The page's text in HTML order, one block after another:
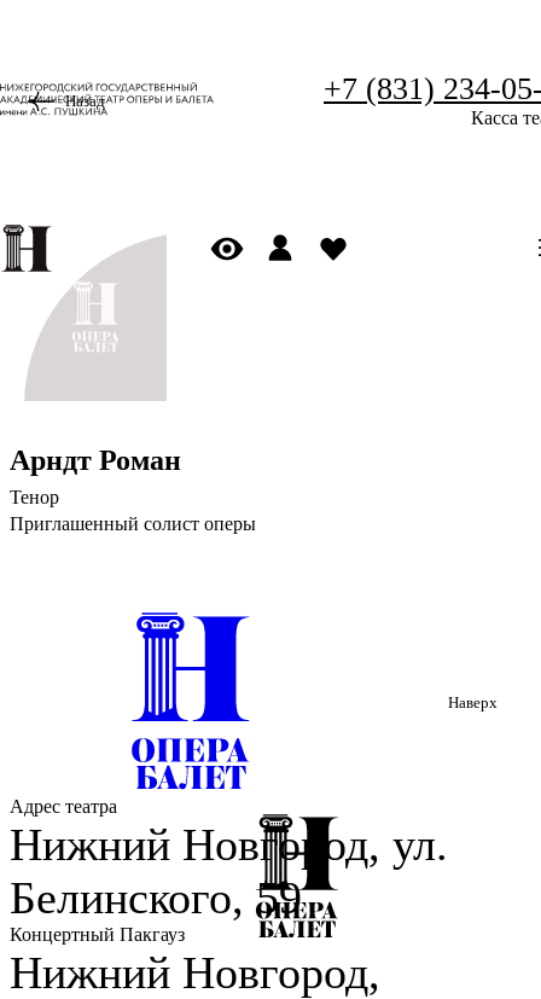
+7 (831) 234-
Касса
Назад
Арндт Роман
Тенор
Приглашенный солист оперы
Наверх
Адрес театра
Нижний Новгород, ул.
Белинского, 59
Концертный Пакгауз
Нижний Новгород,